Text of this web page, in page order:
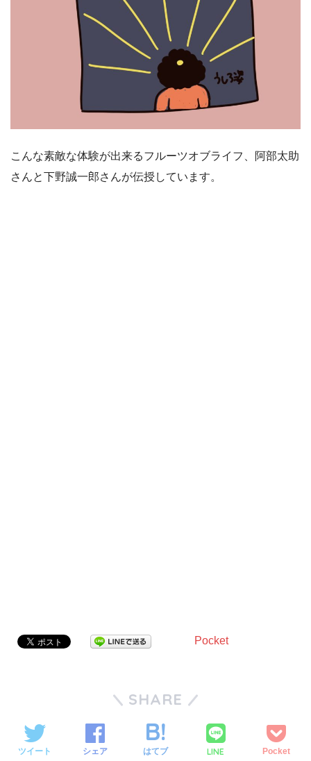
こんな素敵な体験が出来るフルーツオブライフ、阿部太助
さんと下野誠一郎さんが伝授しています。
Pocket
SHARE
ツイート シェア はてブ LINE Pocket